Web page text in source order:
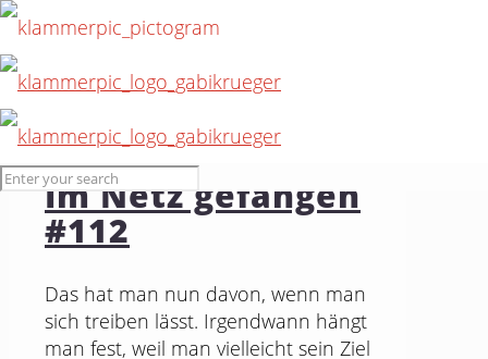
15. Juli 2016
Im Netz gefangen
#112
Das hat man nun davon, wenn man
sich treiben lässt. Irgendwann hängt
man fest, weil man vielleicht sein Ziel